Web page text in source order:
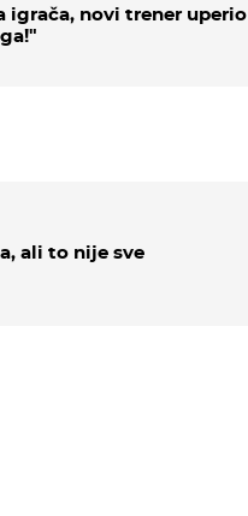
igrača, novi trener uperio
ali to nije sve